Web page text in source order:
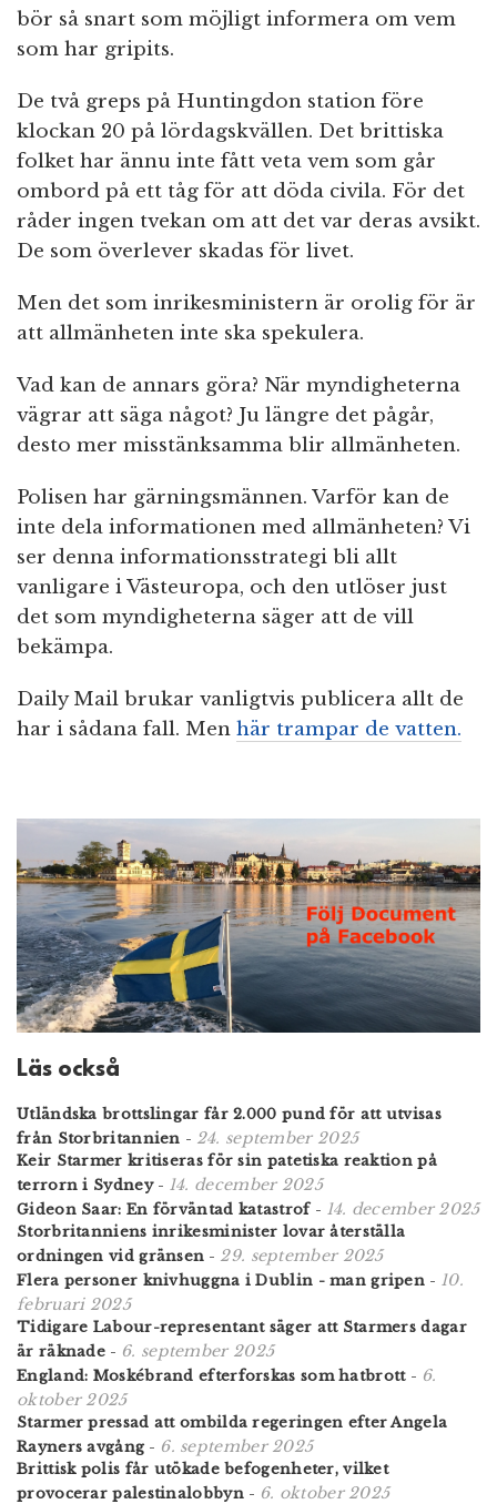
bör så snart som möjligt informera om vem
som har gripits.
De två greps på Huntingdon station före
klockan 20 på lördagskvällen. Det brittiska
folket har ännu inte fått veta vem som går
ombord på ett tåg för att döda civila. För det
råder ingen tvekan om att det var deras avsikt.
De som överlever skadas för livet.
Men det som inrikesministern är orolig för är
att allmänheten inte ska spekulera.
Vad kan de annars göra? När myndigheterna
vägrar att säga något? Ju längre det pågår,
desto mer misstänksamma blir allmänheten.
Polisen har gärningsmännen. Varför kan de
inte dela informationen med allmänheten? Vi
ser denna informationsstrategi bli allt
vanligare i Västeuropa, och den utlöser just
det som myndigheterna säger att de vill
bekämpa.
Daily Mail brukar vanligtvis publicera allt de
har i sådana fall. Men här trampar de vatten.
Läs också
Utländska brottslingar får 2.000 pund för att utvisas
från Storbritannien - 24. september 2025
Keir Starmer kritiseras för sin patetiska reaktion på
terrorn i Sydney- 14. december 2025
Gideon Saar: En förväntad katastrof- 14. december 2025
Storbritanniens inrikesminister lovar återställa
ordningen vid gränsen - 29. september 2025
Flera personer knivhuggna i Dublin - man gripen - 10.
februari 2025
Tidigare Labour-representant säger att Starmers dagar
är räknade - 6. september 2025
England: Moskébrand efterforskas som hatbrott- 6.
oktober 2025
Starmer pressad att ombilda regeringen efter Angela
Rayners avgång- 6. september 2025
Brittisk polis får utökade befogenheter, vilket
provocerar palestinalobbyn- 6. oktober 2025